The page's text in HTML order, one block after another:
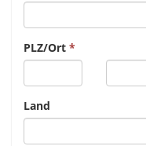
PLZ/Ort
Land